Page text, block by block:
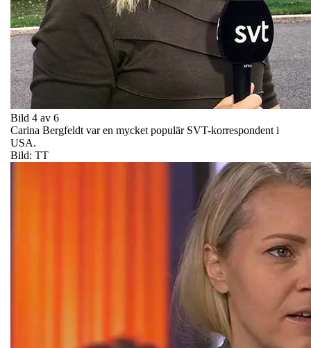
Bild 4 av 6
Carina Bergfeldt var en mycket populär SVT-korrespondent i
USA.
Bild: TT